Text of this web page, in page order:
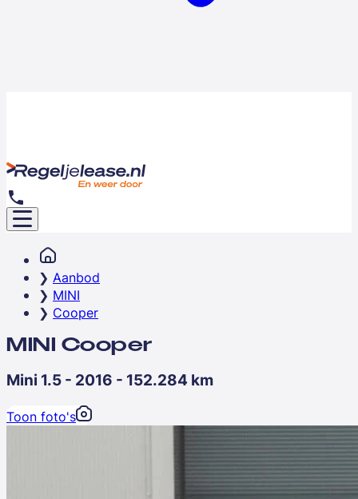
Aanbod
MINI
Cooper
MINI Cooper
Mini 1.5 - 2016 - 152.284 km
Toon foto's